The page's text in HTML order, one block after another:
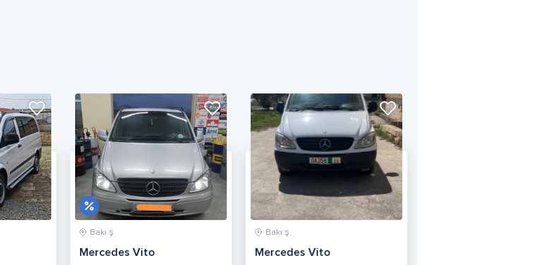
Bakı ş.
Mercedes Vito
Bakı ş.
Mercedes Vito